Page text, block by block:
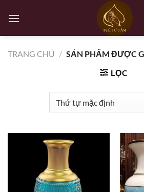
qua
TRANG CHỦ / SẢN PHẨM ĐƯỢC
LỌC